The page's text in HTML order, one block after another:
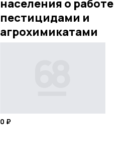
населения о работе
пестицидами и
агрохимикатами
0 ₽